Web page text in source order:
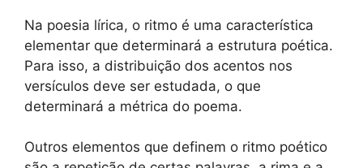
Na poesia lírica, o ritmo é uma característica
elementar que determinará a estrutura poética.
Para isso, a distribuição dos acentos nos
versículos deve ser estudada, o que
determinará a métrica do poema.
Outros elementos que definem o ritmo poético